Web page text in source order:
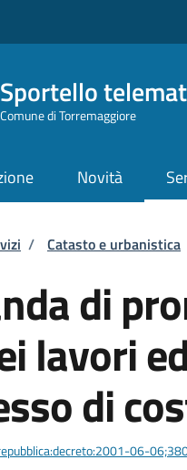
Sportello
Comune di Torremaggiore
Novità
di pane
/ Catasto e urbanistica
di
lavori
di
06-